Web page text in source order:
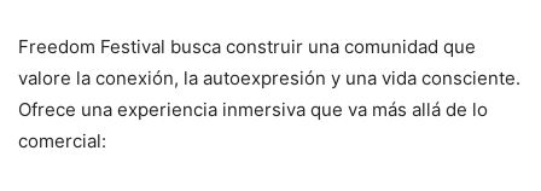
Freedom Festival busca construir una comunidad que
valore la conexión, la autoexpresión y una vida consciente.
Ofrece una experiencia inmersiva que va más allá de lo
comercial: